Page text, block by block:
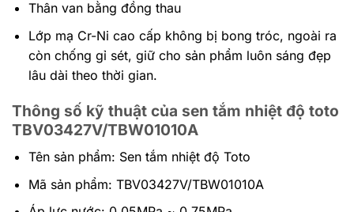
Thân van bằng đồng thau
Lớp mạ Cr-Ni cao cấp không bị bong tróc, ngoài ra
còn chống gỉ sét, giữ cho sản phẩm luôn sáng đẹp
lâu dài theo thời gian.
Thông số kỹ thuật của sen tắm nhiệt độ toto
TBV03427V/TBW01010A
Tên sản phẩm: Sen tắm nhiệt độ Toto
Mã sản phẩm: TBV03427V/TBW01010A